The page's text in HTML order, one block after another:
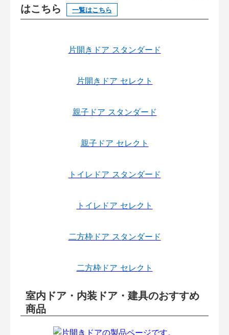
はこちら
一覧はこちら
片開きドア スタンダード
片開きドア セレクト
親子ドア スタンダード
親子ドア セレクト
トイレドア スタンダード
トイレドア セレクト
二方枠ドア スタンダード
二方枠ドア セレクト
室内ドア・内装ドア・建具のおすすめ
商品